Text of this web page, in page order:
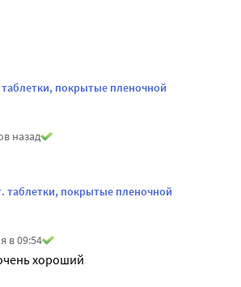
таблетки, покрытые пленочной
назад
таблетки, покрытые пленочной
в 09:54
хороший